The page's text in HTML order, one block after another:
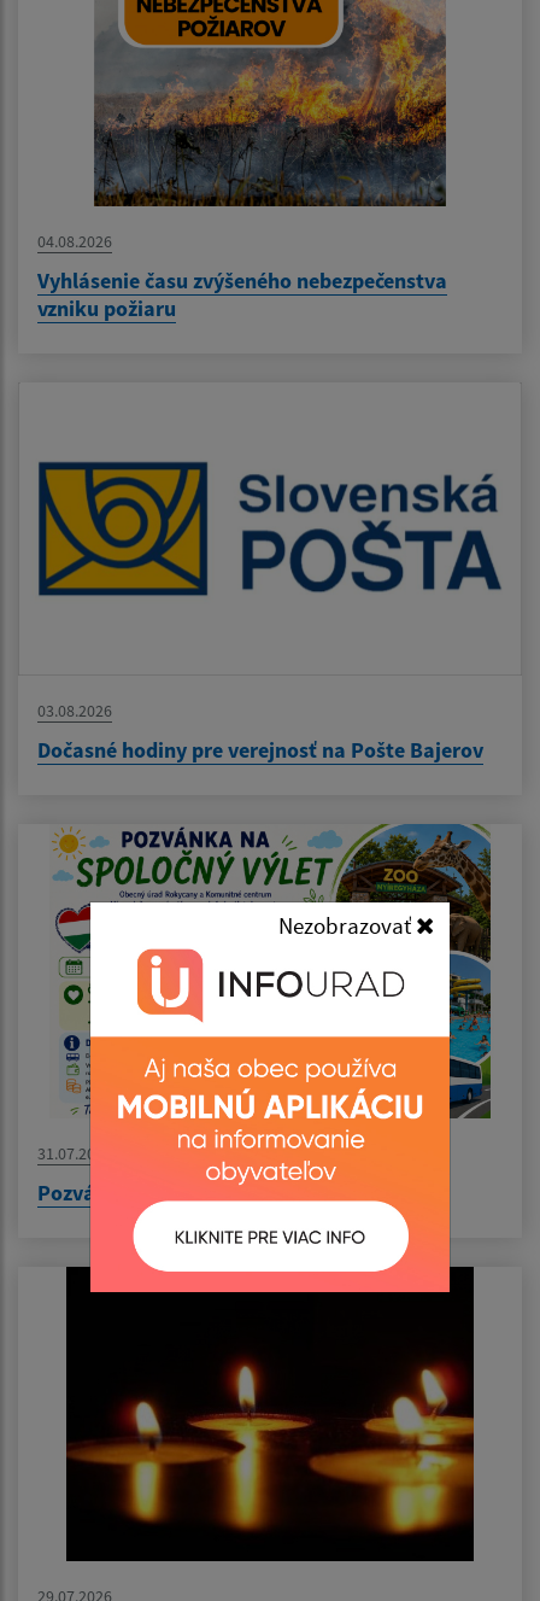
Nezobrazovať
04.08.2026
Vyhlásenie času zvýšeného nebezpečenstva
vzniku požiaru
03.08.2026
Dočasné hodiny pre verejnosť na Pošte Bajerov
31.07.2026
Pozvánka na výlet do Nyíregyházy
29.07.2026